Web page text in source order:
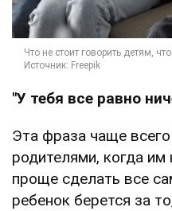
"У тебя все равно
Эта фраза чаще всего
родителями, когда им
проще сделать все
ребенок берется за